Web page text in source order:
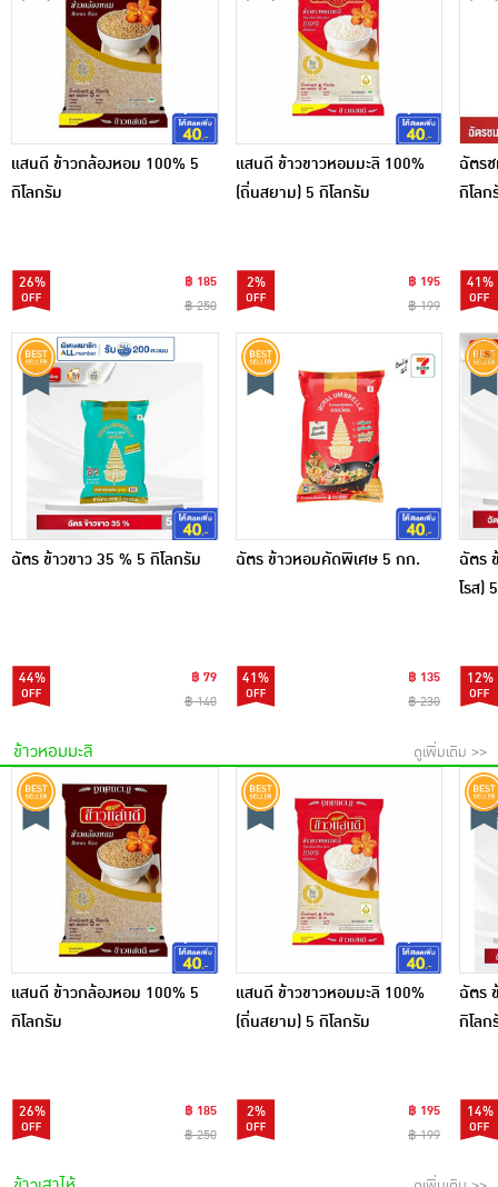
แสนดี ข้าวกล้องหอม 100% 5
กิโลกรัม
26%
฿ 185
฿ 250
ฉัตร ข้าวขาว 35 % 5 กิโลกรัม
44%
฿ 79
฿ 140
แสนดี ข้าวขาวหอมมะลิ 100%
(ถิ่นสยาม) 5 กิโลกรัม
2%
฿ 195
฿ 199
ฉัตร ข้าวหอมคัดพิเศษ 5 กก.
41%
฿ 135
฿ 230
ฉัตร
กิโลก
41%
ฉัตร
โรส)
12%
ข้าวหอมมะลิ ดูเพิ่มเติม >>
แสนดี ข้าวกล้องหอม 100% 5
กิโลกรัม
26%
฿ 185
฿ 250
แสนดี ข้าวขาวหอมมะลิ 100%
(ถิ่นสยาม) 5 กิโลกรัม
2%
฿ 195
฿ 199
ฉัตร
กิโลก
14%